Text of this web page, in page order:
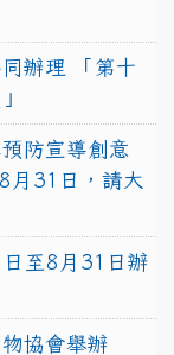
辦理 「第十
防宣導創意
月31日，請大
至8月31日辦
協會舉辦